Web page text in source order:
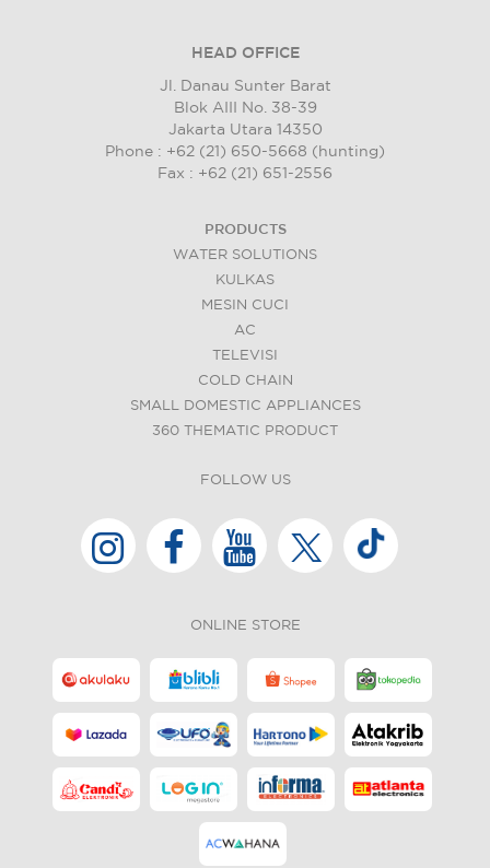
HEAD OFFICE
Jl. Danau Sunter Barat
Blok AIII No. 38-39
Jakarta Utara 14350
Phone : +62 (21) 650-5668 (hunting)
Fax : +62 (21) 651-2556
PRODUCTS
WATER SOLUTIONS
KULKAS
MESIN CUCI
AC
TELEVISI
COLD CHAIN
SMALL DOMESTIC APPLIANCES
360 THEMATIC PRODUCT
FOLLOW US
ONLINE STORE